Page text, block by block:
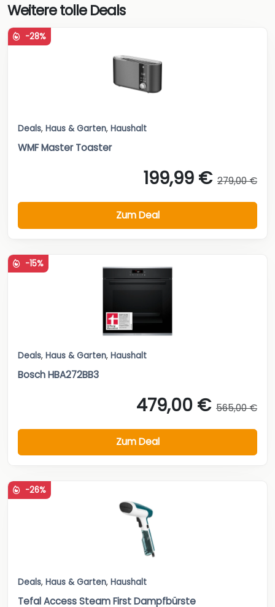
Weitere tolle Deals
-28%
Deals, Haus & Garten, Haushalt
WMF Master Toaster
199,99 € 279,00 €
Zum Deal
-15%
Deals, Haus & Garten, Haushalt
Bosch HBA272BB3
479,00 € 565,00 €
Zum Deal
-26%
Deals, Haus & Garten, Haushalt
Tefal Access Steam First Dampfbürste